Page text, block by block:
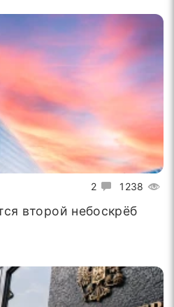
2 1238
второй небоскрёб